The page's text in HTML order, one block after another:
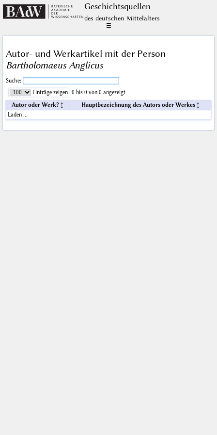
Geschichts­quellen
des deutschen Mittelalters
☰
Autor- und Werkartikel mit der Person
Bartholomaeus Anglicus
Suche:
Einträge zeigen
0 bis 0 von 0 angezeigt
Autor oder Werk?
Hauptbezeichnung des Autors oder Werkes
Laden …